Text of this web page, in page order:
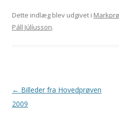
Dette indlæg blev udgivet i
Páll Júlíusson.
Indlægsnavigation
← Billeder fra Hovedprøven
2009